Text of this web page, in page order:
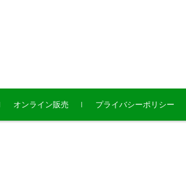
オンライン販売 プライバシーポリシー